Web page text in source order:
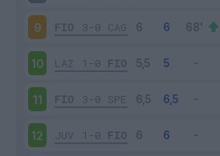
9 FIO 3-0 CAG
10 LAZ 1-0 FIO
11 FIO 3-0 SPE
12 JUV 1-0 FIO